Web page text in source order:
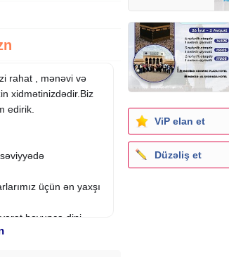
rahat , mənəvi və
xidmətinizdədir.Biz
edirik.
üçün ən yaxşı
boyunca dini
ViP elan et
Düzəliş et